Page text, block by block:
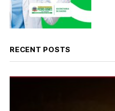
RECENT POSTS